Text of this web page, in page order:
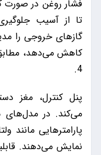
فشار روغن در
تا از آسیب
گازهای خروجی را
4.
پنل کنترل، مغز
می‌کند. در مدل‌های
پارامترهایی مانند
نمایش می‌دهند.